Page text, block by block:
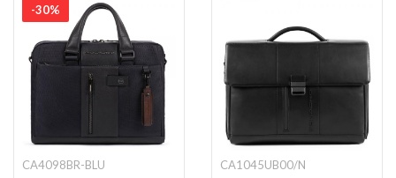
-30%
CA4098BR-BLU CA1045UB00/N